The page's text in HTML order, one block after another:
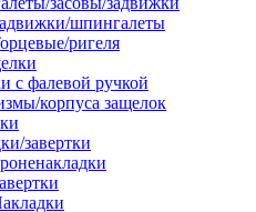
шпингалеты
ригеля
с фалевой ручкой
корпуса защелок
завертки